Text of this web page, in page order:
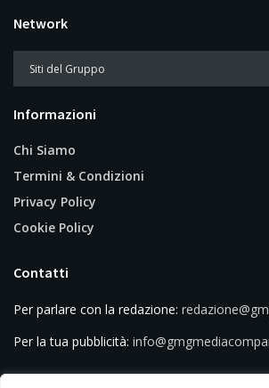
Network
Informazioni
Chi Siamo
Termini & Condizioni
Privacy Policy
Cookie Policy
Contatti
Per parlare con la redazione:
Per la tua pubblicità: